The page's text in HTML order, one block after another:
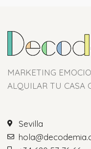
MARKETING
ALQUILAR TU CASA
Sevilla